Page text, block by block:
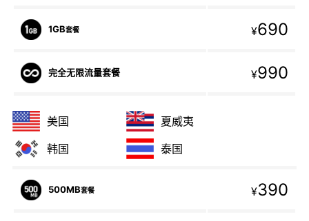
1GB套餐 ¥690
完全无限流量套餐 ¥990
美国
夏威夷
韩国
泰国
500MB套餐 ¥390